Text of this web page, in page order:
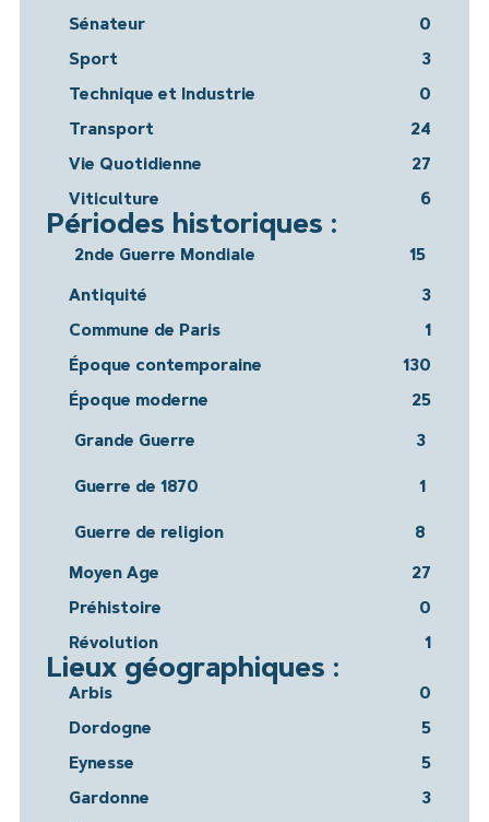
Sénateur 0
Sport 3
Technique et Industrie 0
Transport 24
Vie Quotidienne 27
Viticulture 6
Périodes historiques :
2nde Guerre Mondiale 15
Antiquité 3
Commune de Paris 1
Époque contemporaine 130
Époque moderne 25
Grande Guerre 3
Guerre de 1870 1
Guerre de religion 8
Moyen Age 27
Préhistoire 0
Révolution 1
Lieux géographiques :
Arbis 0
Dordogne 5
Eynesse 5
Gardonne 3